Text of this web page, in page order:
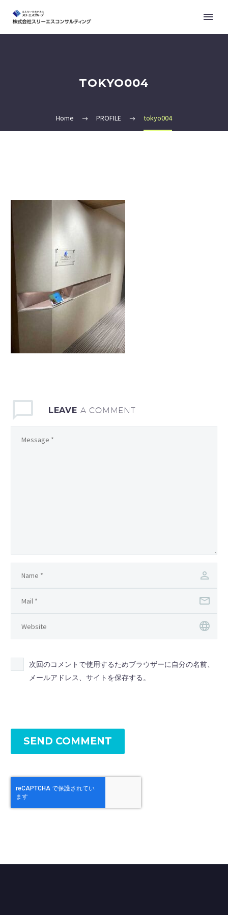
TOKYO004
Home PROFILE tokyo004
LEAVE A COMMENT
次回のコメントで使用するためブラウザーに自分の名前、
メールアドレス、サイトを保存する。
SEND COMMENT